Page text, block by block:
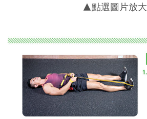
▲點選圖片放大